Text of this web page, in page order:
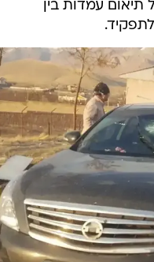
תיאום עמדות בין